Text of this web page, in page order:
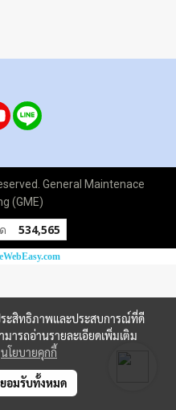
General Maintenace
(GME)
534,565
ระสิทธิภาพและประสบการณ์ที่ดี
ารถอ่านรายละเอียดเพิ่มเติม
นโยบายคุกกี้
ยอมรับทั้งหมด